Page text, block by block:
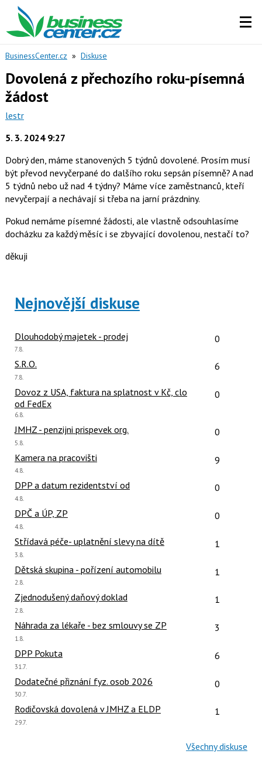
BusinessCenter.cz » Diskuse
Dovolená z přechozího roku-písemná
žádost
lestr
5. 3. 2024 9:27
Dobrý den, máme stanovených 5 týdnů dovolené. Prosím musí
být převod nevyčerpané do dalšího roku sepsán písemně? A nad
5 týdnů nebo už nad 4 týdny? Máme více zaměstnanců, kteří
nevyčerpají a nechávají si třeba na jarní prázdniny.
Pokud nemáme písemné žádosti, ale vlastně odsouhlasíme
docházku za každý měsíc i se zbyvající dovolenou, nestačí to?
děkuji
Nejnovější diskuse
Dlouhodobý majetek - prodej Počet
0
Poslední
7.8.
S.R.O. Počet
6
Poslední
7.8.
Dovoz z USA, faktura na splatnost v Kč, clo
od FedEx
Počet
0
Poslední
6.8.
JMHZ - penzijni prispevek org. Počet
0
Poslední
5.8.
Kamera na pracovišti Počet
9
Poslední
4.8.
DPP a datum rezidentství od Počet
0
Poslední
4.8.
DPČ a ÚP, ZP Počet
0
Poslední
4.8.
Střídavá péče- uplatnění slevy na dítě Počet
1
Poslední
3.8.
Dětská skupina - pořízení automobilu Počet
1
Poslední
2.8.
Zjednodušený daňový doklad Počet
1
Poslední
2.8.
Náhrada za lékaře - bez smlouvy se ZP Počet
3
Poslední
1.8.
DPP Pokuta Počet
6
Poslední
31.7.
Dodatečné přiznání fyz. osob 2026 Počet
0
Poslední
30.7.
Rodičovská dovolená v JMHZ a ELDP Počet
1
Poslední
29.7.
Všechny diskuse